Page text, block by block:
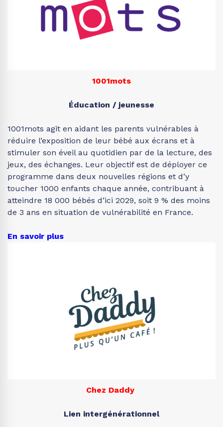
1001mots
Éducation / jeunesse
1001mots agit en aidant les parents vulnérables à
réduire l’exposition de leur bébé aux écrans et à
stimuler son éveil au quotidien par de la lecture, des
jeux, des échanges. Leur objectif est de déployer ce
programme dans deux nouvelles régions et d’y
toucher 1000 enfants chaque année, contribuant à
atteindre 18 000 bébés d’ici 2029, soit 9 % des moins
de 3 ans en situation de vulnérabilité en France.
En savoir plus
Chez Daddy
Lien intergénérationnel